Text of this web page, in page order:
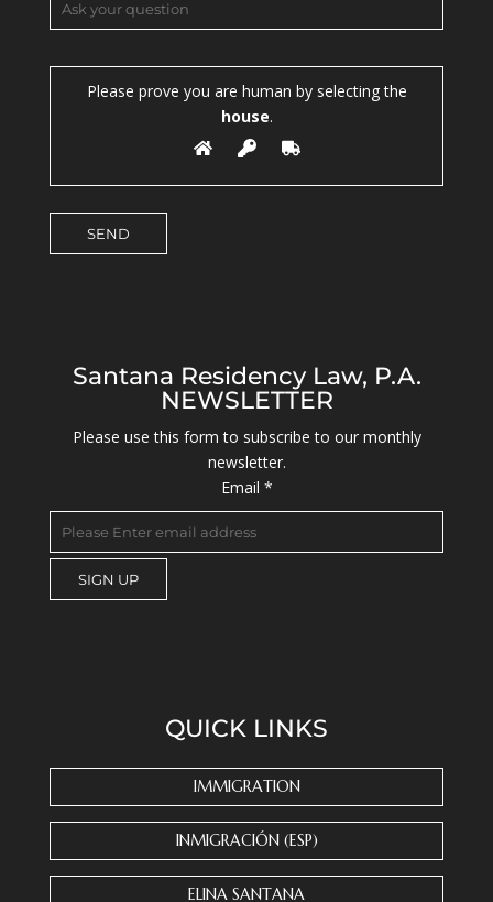
Please prove you are human by selecting the
house.
Santana Residency Law, P.A.
NEWSLETTER
Please use this form to subscribe to our monthly
newsletter.
Email *
t
o
QUICK LINKS
IMMIGRATION
INMIGRACIÓN (ESP)
ELINA SANTANA